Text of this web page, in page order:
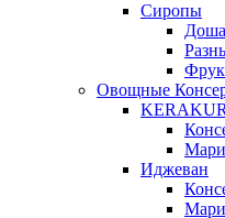
Сиропы
Овощные
KERAKUR
Иджеван